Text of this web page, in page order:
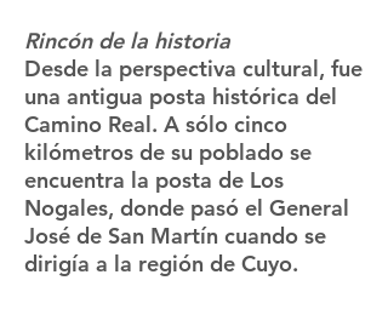
Rincón de la historia
Desde la perspectiva cultural, fue
una antigua posta histórica del
Camino Real. A sólo cinco
kilómetros de su poblado se
encuentra la posta de Los
Nogales, donde pasó el General
José de San Martín cuando se
dirigía a la región de Cuyo.